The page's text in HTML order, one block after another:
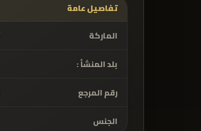
تفاصيل عامة
الماركة
بلد المنشأ :
رقم المرجع
الجنس